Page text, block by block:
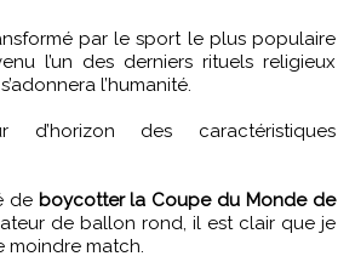
par le sport le plus populaire
l’un des derniers rituels religieux
l’humanité.
d’horizon des caractéristiques
de boycotter la Coupe du Monde de
de ballon rond, il est clair que je
moindre match.